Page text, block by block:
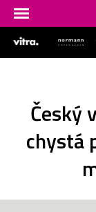
Český
chystá